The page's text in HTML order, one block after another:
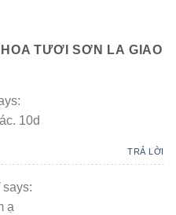
TƯƠI SƠN LA GIAO
10d
TRẢ LỜI
says:
ạ